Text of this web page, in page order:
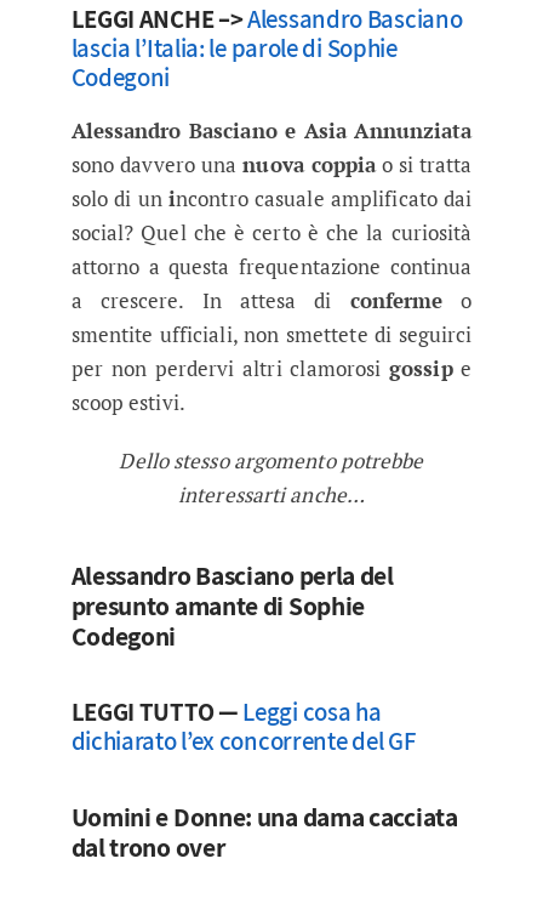
LEGGI ANCHE –>Alessandro Basciano
lascia l’Italia: le parole di Sophie
Codegoni
Alessandro Basciano e Asia Annunziata
sono davvero unanuova coppiao si tratta
solo di un incontro casuale amplificato dai
social? Quel che è certo è che la curiosità
attorno a questa frequentazione continua
a crescere. In attesa di conferme o
smentite ufficiali, non smettete di seguirci
per non perdervi altri clamorosigossipe
scoop estivi.
Dello stesso argomento potrebbe
interessarti anche…
Alessandro Basciano perla del
presunto amante di Sophie
Codegoni
LEGGI TUTTO —Leggi cosa ha
dichiarato l’ex concorrente del GF
Uomini e Donne: una dama cacciata
dal trono over